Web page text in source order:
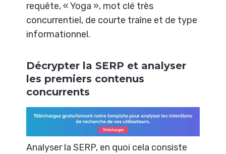
requête, « Yoga », mot clé très
concurrentiel, de courte traîne et de type
informationnel.
Décrypter la SERP et analyser
les premiers contenus
concurrents
Analyser la SERP, en quoi cela consiste